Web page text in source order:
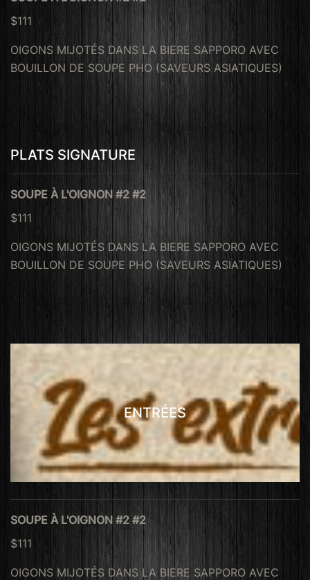
$111
OIGONS MIJOTÉS DANS LA BIERE SAPPORO AVEC
BOUILLON DE SOUPE PHO (SAVEURS ASIATIQUES)
PLATS SIGNATURE
SOUPE À L'OIGNON #2 #2
$111
OIGONS MIJOTÉS DANS LA BIERE SAPPORO AVEC
BOUILLON DE SOUPE PHO (SAVEURS ASIATIQUES)
ENTRÉES
SOUPE À L'OIGNON #2 #2
$111
OIGONS MIJOTÉS DANS LA BIERE SAPPORO AVEC